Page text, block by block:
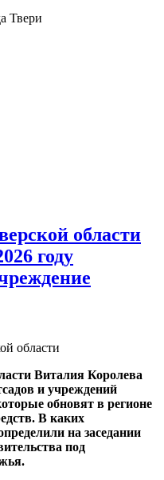
Твери
области
году
области
Виталия Королева
и учреждений
обновят в регионе
В каких
на заседании
под